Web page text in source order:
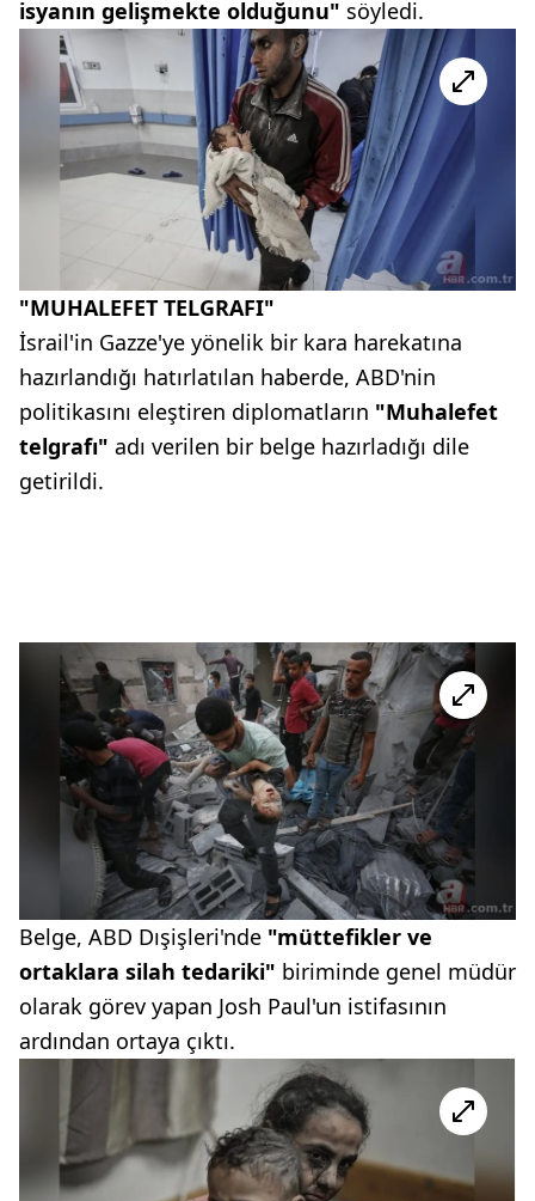
isyanın gelişmekte olduğunu" söyledi.
"MUHALEFET TELGRAFI"
İsrail'in Gazze'ye yönelik bir kara harekatına
hazırlandığı hatırlatılan haberde, ABD'nin
politikasını eleştiren diplomatların "Muhalefet
telgrafı" adı verilen bir belge hazırladığı dile
getirildi.
Belge, ABD Dışişleri'nde "müttefikler ve
ortaklara silah tedariki" biriminde genel müdür
olarak görev yapan Josh Paul'un istifasının
ardından ortaya çıktı.